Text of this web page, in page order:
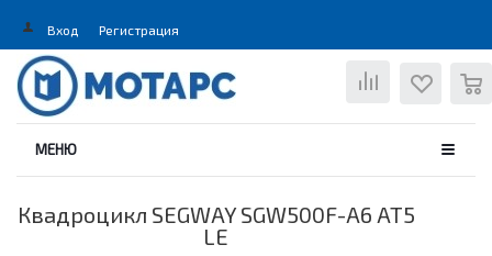
Вход Регистрация
МЕНЮ
Квадроцикл SEGWAY SGW500F-A6 AT5
LE